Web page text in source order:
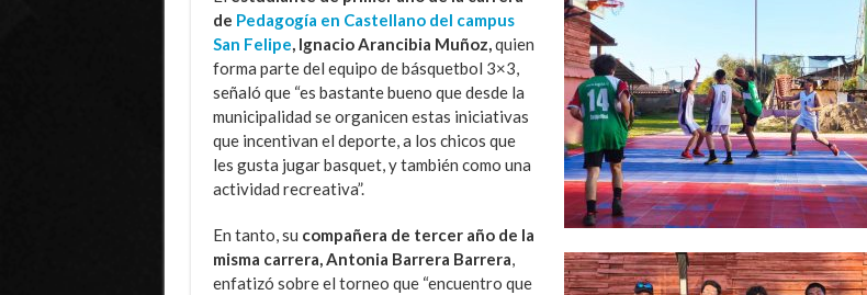
de Pedagogía en Castellano del campus
San Felipe, Ignacio Arancibia Muñoz,quien
forma parte del equipo de básquetbol 3×3,
señaló que “es bastante bueno que desde la
municipalidad se organicen estas iniciativas
que incentivan el deporte, a los chicos que
les gusta jugar basquet, y también como una
actividad recreativa”.
En tanto, su compañera de tercer año de la
misma carrera, Antonia Barrera Barrera,
enfatizó sobre el torneo que “encuentro que